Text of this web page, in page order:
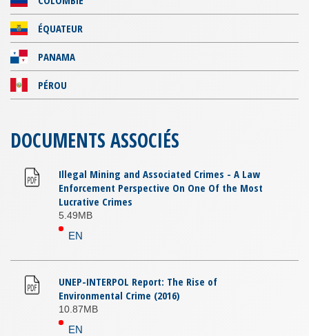
ÉQUATEUR
PANAMA
PÉROU
DOCUMENTS ASSOCIÉS
Illegal Mining and Associated Crimes - A Law
Enforcement Perspective On One Of the Most
Lucrative Crimes
5.49MB
EN
UNEP-INTERPOL Report: The Rise of
Environmental Crime (2016)
10.87MB
EN